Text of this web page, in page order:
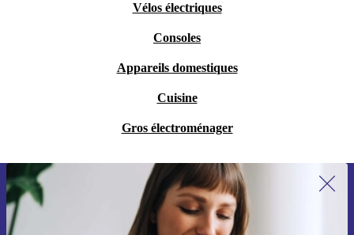
Vélos électriques
Consoles
Appareils domestiques
Cuisine
Gros électroménager
Recevoir offres et infos de refurbed
par mail